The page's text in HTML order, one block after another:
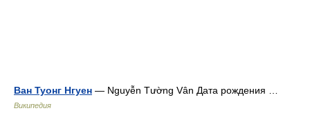
Ван Туонг Нгуен — Nguyễn Tường Vân Дата рождения …
Википедия